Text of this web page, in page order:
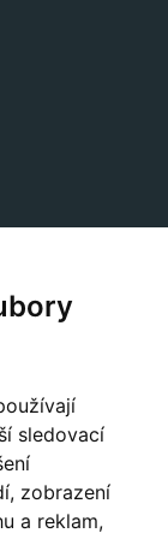
sledovací
zobrazení
a reklam,
se dovozem a